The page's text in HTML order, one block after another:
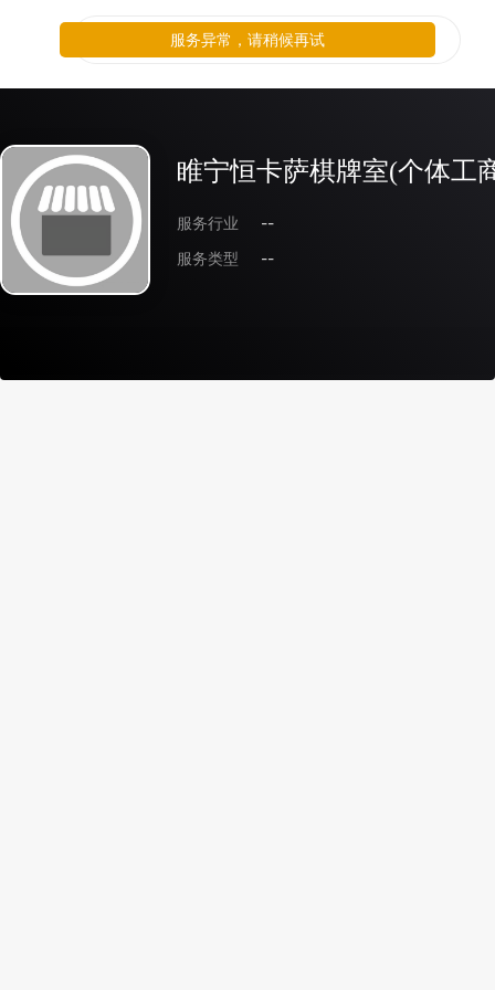
睢宁恒卡萨棋牌室(个体工
服务行业
--
服务类型
--
服务异常，请稍候再试